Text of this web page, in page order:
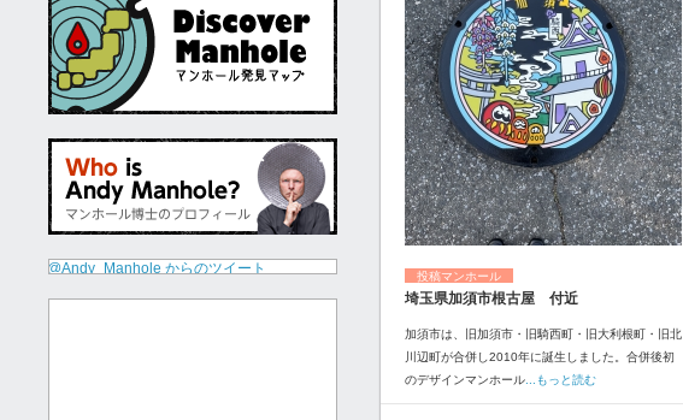
@Andy_Manhole からのツイート 投稿マンホール
埼玉県加須市根古屋 付近
加須市は、旧加須市・旧騎西町・旧大利根町・旧北
川辺町が合併し2010年に誕生しました。合併後初
のデザインマンホール ...もっと読む